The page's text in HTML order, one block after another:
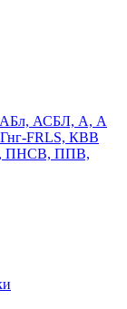
АСБЛ, А, А
FRLS, КВВ
ППВ,